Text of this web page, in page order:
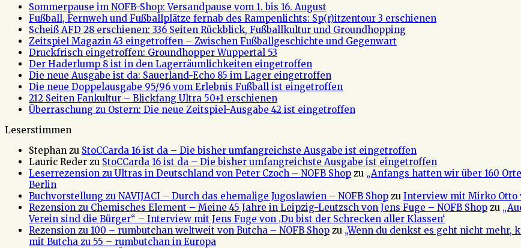
Sommerpause im NOFB-Shop: Versandpause vom 1. bis 16. August
Fußball, Fernweh und Fußballplätze fernab des Rampenlichts: Sp(r)itzentour 3 erschienen
Scheiß AFD 28 erschienen: 336 Seiten Rückblick, Fußballkultur und Groundhopping
Zeitspiel Magazin 43 eingetroffen – Zwischen Fußballgeschichte und Gegenwart
Druckfrisch eingetroffen: Groundhopper Wuppertal 53
Der Haderlump 8 ist in den Lagerräumlichkeiten eingetroffen
Die neue Ausgabe ist da: Sauerland-Echo 85 im Lager eingetroffen
Die neue Doppelausgabe 95/96 vom Erlebnis Fußball ist eingetroffen
212 Seiten Fankultur – Blickfang Ultra 50+1 erschienen
Überraschung zu Ostern: Die neue Zeitspiel-Ausgabe 42 ist eingetroffen
Leserstimmen
Stephan zu StoCCarda 16 ist da – Die bisher umfangreichste Ausgabe ist eingetroffen
Lauric Reder zu StoCCarda 16 ist da – Die bisher umfangreichste Ausgabe ist eingetroffen
Leserrezension zu Ultras in Deutschland von Peter Czoch – NOFB Shop zu „Anfangs hatten wir über 160
Berlin
Buchvorstellung zu NAVIJACI – Durch das ehemalige Jugoslawien – NOFB Shop zu Interview mit Mirko Otto
Rezension zu Chemisches Element – Meine 45 Jahre in Leipzig-Leutzsch von Jens Fuge – NOFB Shop zu
Verein sind die Bürger“ – Interview mit Jens Fuge von ‚Du bist der Schrecken aller Klassen‘
Rezension zu 100 – rumbutchan weltweit von Butcha – NOFB Shop zu „Wenn du denkst es geht nicht
mit Butcha zu 55 – rumbutchan in Europa